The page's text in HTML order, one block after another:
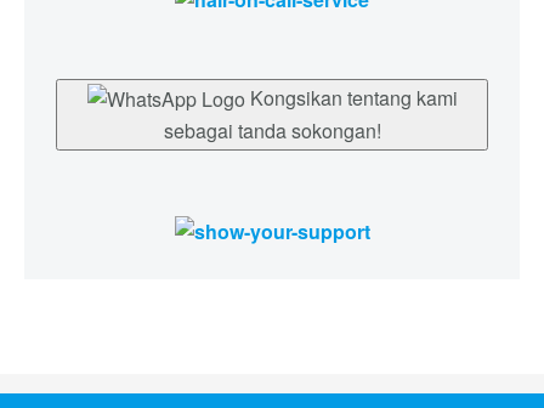
sebagai tanda sokongan!